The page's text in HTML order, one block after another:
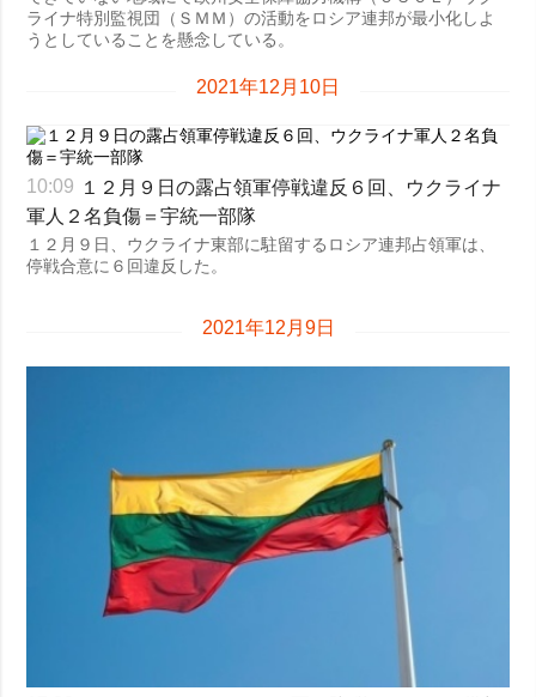
ライナ特別監視団（ＳＭＭ）の活動をロシア連邦が最小化しよ
うとしていることを懸念している。
2021年12月10日
10:09 １２月９日の露占領軍停戦違反６回、ウクライナ
軍人２名負傷＝宇統一部隊
１２月９日、ウクライナ東部に駐留するロシア連邦占領軍は、
停戦合意に６回違反した。
2021年12月9日